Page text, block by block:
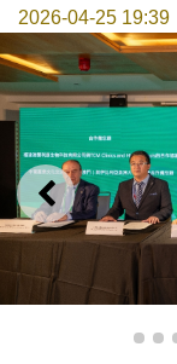
2026-04-25 19:39
上一則
1 2